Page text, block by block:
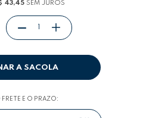
43,45 SEM JUROS
A SACOLA
FRETE E O PRAZO: